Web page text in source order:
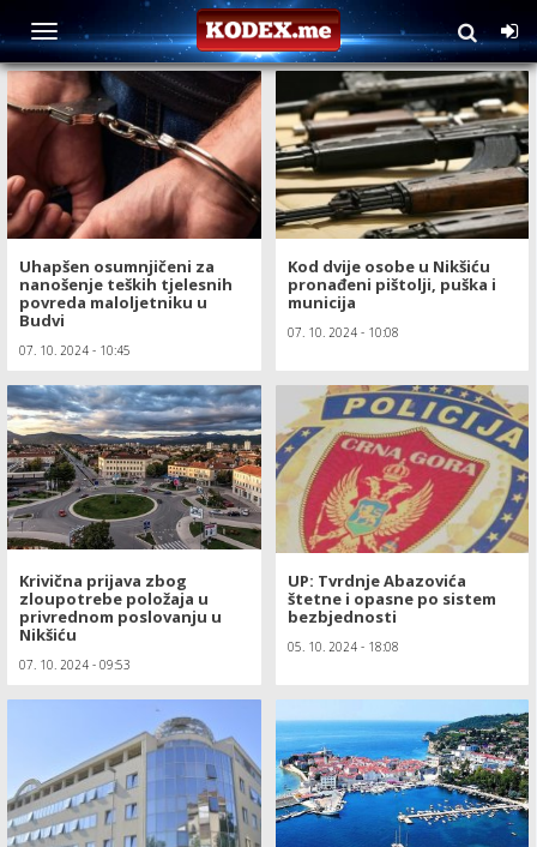
TAG: Uprava policije
Uhapšen osumnjičeni za
nanošenje teških tjelesnih
povreda maloljetniku u
Budvi
07. 10. 2024 - 10:45
Kod dvije osobe u Nikšiću
pronađeni pištolji, puška i
municija
07. 10. 2024 - 10:08
Krivična prijava zbog
zloupotrebe položaja u
privrednom poslovanju u
Nikšiću
07. 10. 2024 - 09:53
UP: Tvrdnje Abazovića
štetne i opasne po sistem
bezbjednosti
05. 10. 2024 - 18:08